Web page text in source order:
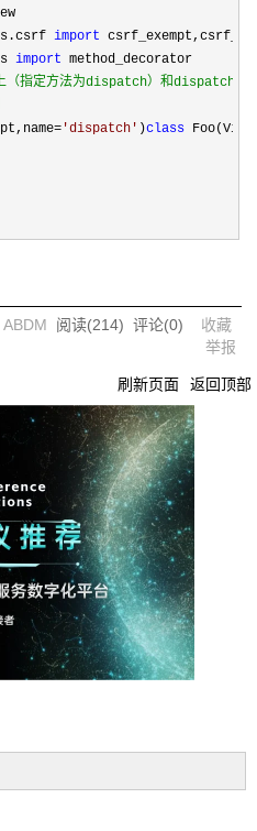
import
import
（指定方法为dispatch）和dispatch方
'dispatch ' )class
ABDM 阅读(214) 评论(0) 收藏
举报
刷新页面 返回顶部